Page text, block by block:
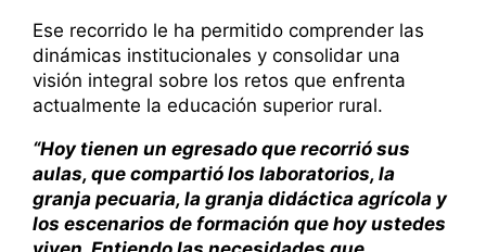
Ese recorrido le ha permitido comprender las
dinámicas institucionales y consolidar una
visión integral sobre los retos que enfrenta
actualmente la educación superior rural.
“Hoy tienen un egresado que recorrió sus
aulas, que compartió los laboratorios, la
granja pecuaria, la granja didáctica agrícola y
los escenarios de formación que hoy ustedes